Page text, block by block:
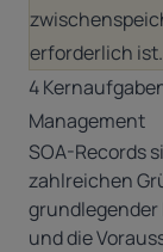
erforderlich ist.
4
Management
SOA-Records
zahlreichen
grundlegender
und die